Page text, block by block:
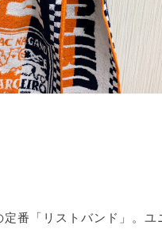
番「リストバンド」。